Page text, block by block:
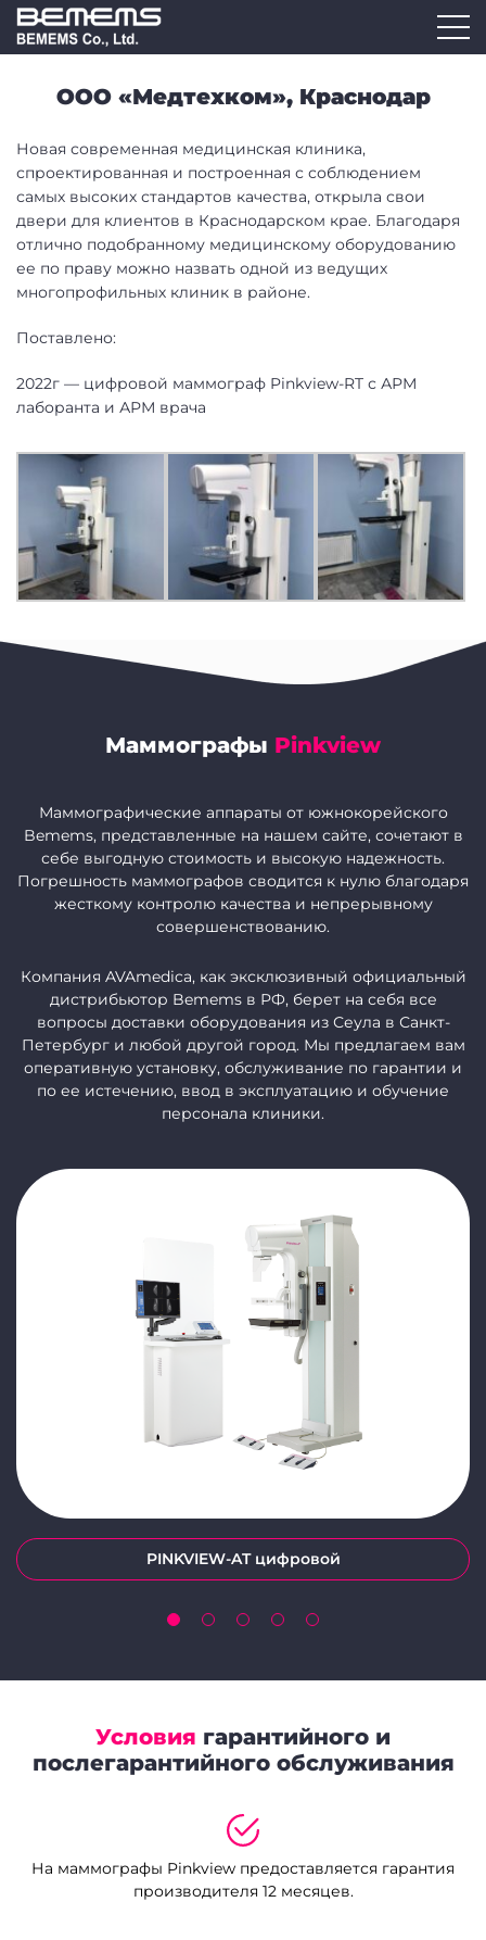
ООО «Медтехком», Краснодар
Новая современная медицинская клиника,
спроектированная и построенная с соблюдением
самых высоких стандартов качества, открыла свои
двери для клиентов в Краснодарском крае. Благодаря
отлично подобранному медицинскому оборудованию
ее по праву можно назвать одной из ведущих
многопрофильных клиник в районе.
Поставлено:
2022г — цифровой маммограф Pinkview-RT с АРМ
лаборанта и АРМ врача
Маммографы Pinkview
Маммографические аппараты от южнокорейского
Bemems, представленные на нашем сайте, сочетают в
себе выгодную стоимость и высокую надежность.
Погрешность маммографов сводится к нулю благодаря
жесткому контролю качества и непрерывному
совершенствованию.
Компания AVAmedica, как эксклюзивный официальный
дистрибьютор Bemems в РФ, берет на себя все
вопросы доставки оборудования из Сеула в Санкт-
Петербург и любой другой город. Мы предлагаем вам
оперативную установку, обслуживание по гарантии и
по ее истечению, ввод в эксплуатацию и обучение
персонала клиники.
PINKVIEW-AT цифровой
Условия гарантийного и
послегарантийного обслуживания
На маммографы Pinkview предоставляется гарантия
производителя 12 месяцев.